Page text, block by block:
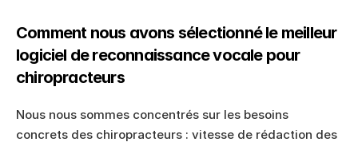
Comment nous avons sélectionné le meilleur
logiciel de reconnaissance vocale pour
chiropracteurs
Nous nous sommes concentrés sur les besoins
concrets des chiropracteurs : vitesse de rédaction des